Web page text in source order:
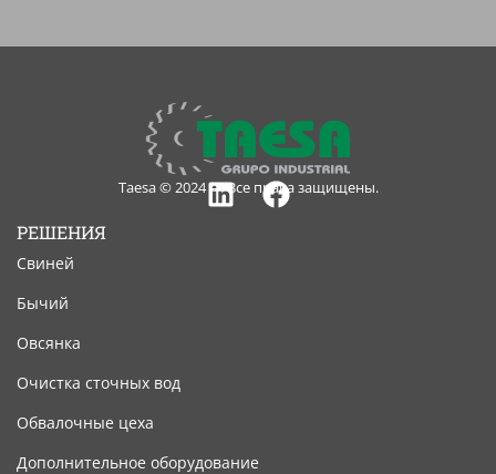
Taesa © 2024 — Все права защищены.
РЕШЕНИЯ
Свиней
Бычий
Овсянка
Очистка сточных вод
Обвалочные цеха
Дополнительное оборудование